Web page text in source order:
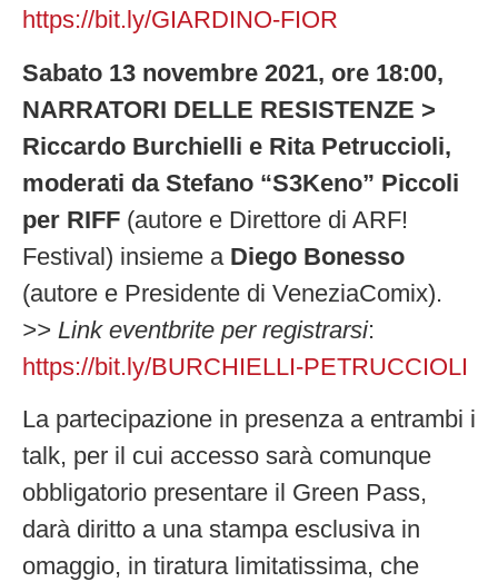
https://bit.ly/GIARDINO-FIOR
Sabato 13 novembre 2021, ore 18:00,
NARRATORI DELLE RESISTENZE >
Riccardo Burchielli e Rita Petruccioli,
moderati da Stefano “S3Keno” Piccoli
per RIFF (autore e Direttore di ARF!
Festival) insieme a Diego Bonesso
(autore e Presidente di VeneziaComix).
>> Link eventbrite per registrarsi:
https://bit.ly/BURCHIELLI-PETRUCCIOLI
La partecipazione in presenza a entrambi i
talk, per il cui accesso sarà comunque
obbligatorio presentare il Green Pass,
darà diritto a una stampa esclusiva in
omaggio, in tiratura limitatissima, che